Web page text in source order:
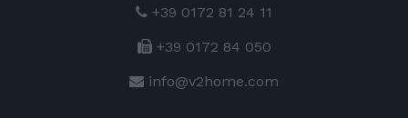
+39 0172 81 24 11
+39 0172 84 050
info@v2home.com